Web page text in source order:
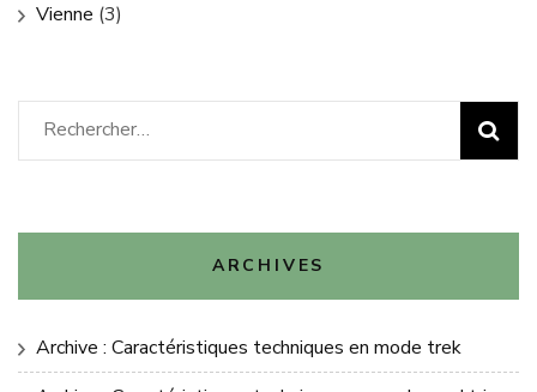
Vienne (3)
Rechercher :
ARCHIVES
Archive : Caractéristiques techniques en mode trek